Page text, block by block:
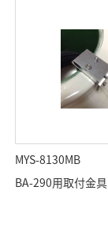
MYS-8130MB
BA-290用取付金具